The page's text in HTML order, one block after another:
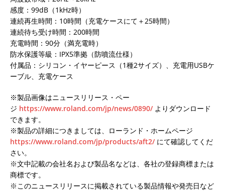
感度：99dB（1kHz時）
連続再生時間：10時間（充電ケースにて＋25時間）
連続待ち受け時間：200時間
充電時間：90分（満充電時）
防水保護等級：IPX5準拠（防噴流仕様）
付属品：シリコン・イヤーピース（1種2サイズ）、充電用USBケ
ーブル、充電ケース
※製品画像はニュースリリース・ペー
ジ https://www.roland.com/jp/news/0890/よりダウンロード
できます。
※製品の詳細につきましては、ローランド・ホームページ
https://www.roland.com/jp/products/aft2/にて確認してくだ
さい。
※文中記載の会社名および製品名などは、各社の登録商標または
商標です。
※このニュースリリースに掲載されている製品情報や発売日など